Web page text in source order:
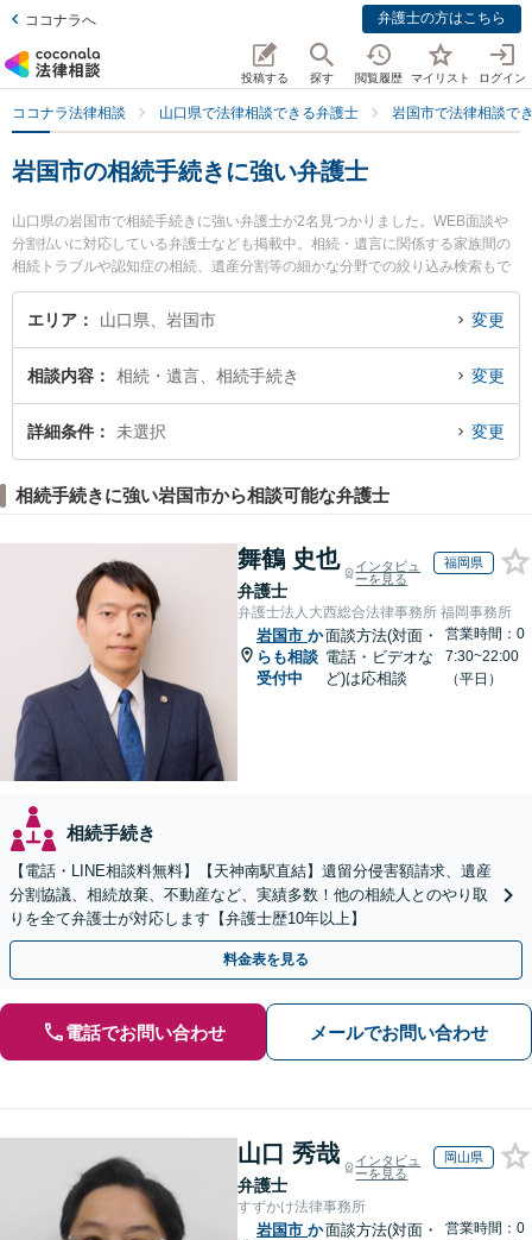
ココナラへ 弁護士の方はこちら
投稿する 探す 閲覧履歴 マイリスト ログイン
ココナラ法律相談 山口県で法律相談できる弁護士 岩国市で法律相談で
岩国市の相続手続きに強い弁護士
山口県の岩国市で相続手続きに強い弁護士が2名見つかりました。WEB面談や
分割払いに対応している弁護士なども掲載中。相続・遺言に関係する家族間の
相続トラブルや認知症の相続、遺産分割等の細かな分野での絞り込み検索もで
き便利です。特に杉村法律事務所の杉村 憲昭弁護士や弁護士法人森重法律事務
所の舛本 行広弁護士のプロフィール情報や弁護士費用、強みなどが注目されて
検索したい』『初回相談無料で相続手続きを法律相談できる岩国市内の弁護士
に相談予約したい』などでお困りの相談者さんにおすすめです。
エリア 山口県、岩国市 変更
相談内容 相続・遺言、相続手続き 変更
詳細条件 未選択 変更
相続手続きに強い岩国市から相談可能な弁護士
舞鶴 史也
弁護士
インタビュ
ーを見る
福岡県
弁護士法人大西総合法律事務所 福岡事務所
岩国市 か
らも相談
受付中
面談方法(対面・
電話・ビデオな
ど)は応相談
営業時間：0
7:30~22:00
（平日）
相続手続き
【電話・LINE相談料無料】【天神南駅直結】遺留分侵害額請求、遺産
分割協議、相続放棄、不動産など、実績多数！他の相続人とのやり取
りを全て弁護士が対応します【弁護士歴10年以上】
料金表を見る
電話でお問い合わせ メールでお問い合わせ
山口 秀哉
弁護士
インタビュ
ーを見る
岡山県
すずかけ法律事務所
岩国市 か面談方法(対面・
営業時間：0